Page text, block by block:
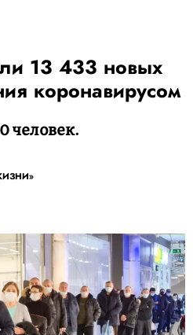
13 433 новых
коронавирусом
человек.